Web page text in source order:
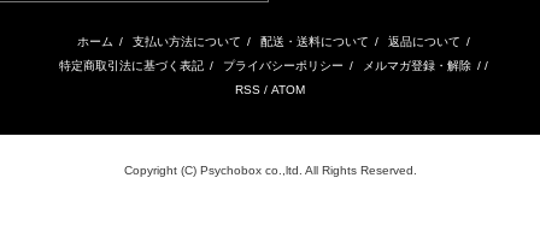
ホーム / 支払い方法について / 配送・送料について / 返品について /
特定商取引法に基づく表記 / プライバシーポリシー / メルマガ登録・解除 / /
RSS / ATOM
Copyright (C) Psychobox co.,ltd. All Rights Reserved.